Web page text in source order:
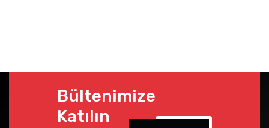
Bültenimize
Katılın